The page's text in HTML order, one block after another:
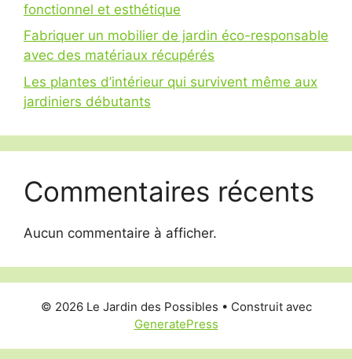
fonctionnel et esthétique
Fabriquer un mobilier de jardin éco-responsable
avec des matériaux récupérés
Les plantes d’intérieur qui survivent même aux
jardiniers débutants
Commentaires récents
Aucun commentaire à afficher.
© 2026 Le Jardin des Possibles • Construit avec
GeneratePress